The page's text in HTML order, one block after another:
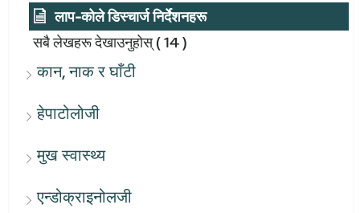
लाप-कोले डिस्चार्ज निर्देशनहरू
सबै लेखहरू देखाउनुहोस्( 14 )
कान, नाक र घाँटी
हेपाटोलोजी
मुख स्वास्थ्य
एन्डोक्राइनोलजी